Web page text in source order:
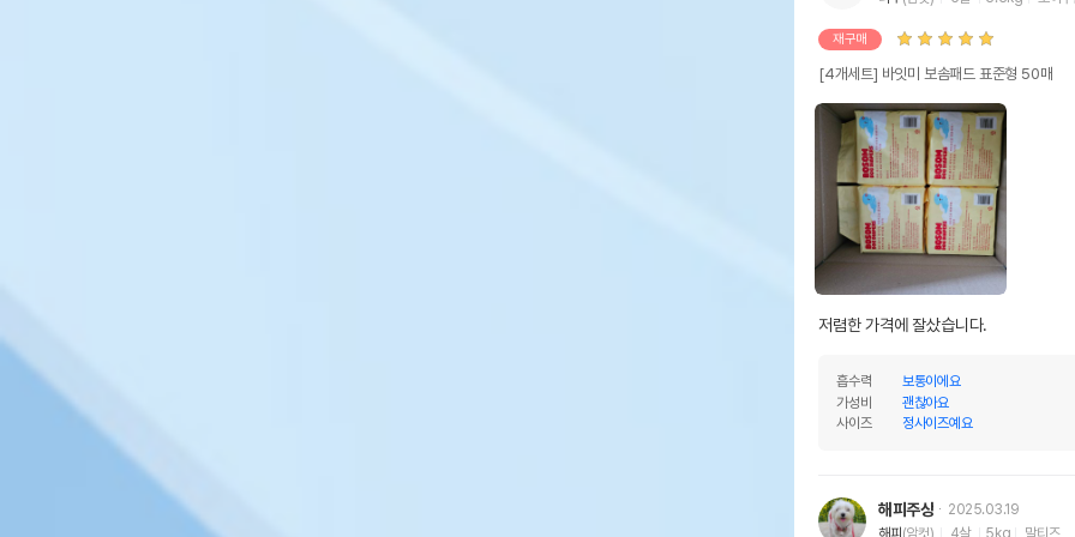
재구매
[4개세트] 바잇미 보솜패드 표준형 50매
저렴한 가격에 잘샀습니다.
흡수력
보통이에요
가성비
괜찮아요
사이즈
정사이즈예요
해피주상
2025.03.19
해피 (암컷) 4살 5kg 말티즈